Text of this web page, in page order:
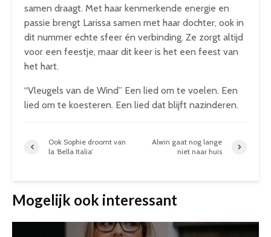
samen draagt. Met haar kenmerkende energie en
passie brengt Larissa samen met haar dochter, ook in
dit nummer echte sfeer én verbinding. Ze zorgt altijd
voor een feestje, maar dit keer is het een feest van
het hart.
“Vleugels van de Wind” Een lied om te voelen. Een
lied om te koesteren. Een lied dat blijft nazinderen.
Ook Sophie droomt van
la ‘Bella Italia’
Alwin gaat nog lange
niet naar huis
Mogelijk ook interessant